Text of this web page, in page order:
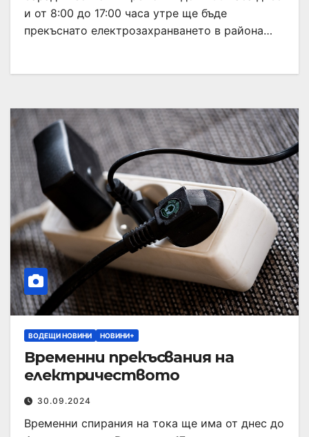
и от 8:00 до 17:00 часа утре ще бъде
прекъснато електрозахранването в района…
ВОДЕЩИ НОВИНИ НОВИНИ+
Временни прекъсвания на
електричеството
30.09.2024
Временни спирания на тока ще има от днес до